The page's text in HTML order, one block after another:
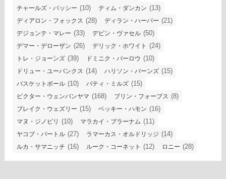
チャールズ・バッシー (10) ティム・ダンカン (13)
ディアロン・フォックス (28) ディラン・ハーパー (21)
デジョンテ・マレー (33) デビン・ヴァセル (50)
デマー・デローザン (26) デリック・ホワイト (24)
トレ・ジョーンズ (39) ドミニク・バーロウ (10)
ドリュー・ユーバンクス (14) ハリソン・バーンズ (15)
バスケットボール (10) パティ・ミルズ (15)
ビクター・ウェンバンヤマ (168) ブリン・フォーブス (8)
ブレイク・ウェズリー (15) ベッキー・ハモン (16)
マヌ・ジノビリ (10) マラカイ・ブラーナム (11)
ヤコブ・パートル (27) ラマーカス・オルドリッジ (14)
ルカ・サマニッチ (16) ルーク・コーネット (12) ロニー (28)